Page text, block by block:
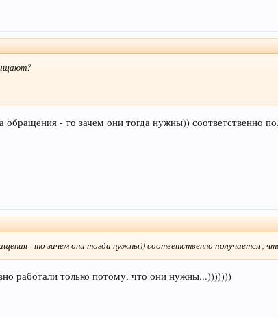
обращения - то зачем они тогда нужны)) соответственно
- то зачем они тогда нужны)) соответственно получается ,
работали только потому, что они нужны...)))))))